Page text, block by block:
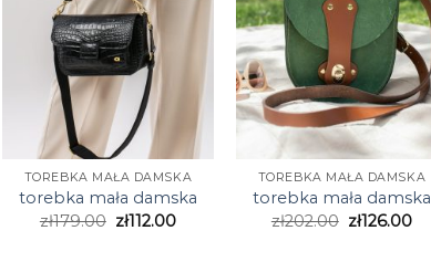
TOREBKA MAŁA DAMSKA
torebka mała damska
zł179.00 zł112.00
TOREBKA MAŁA DAMSKA
torebka mała damska
zł202.00 zł126.00